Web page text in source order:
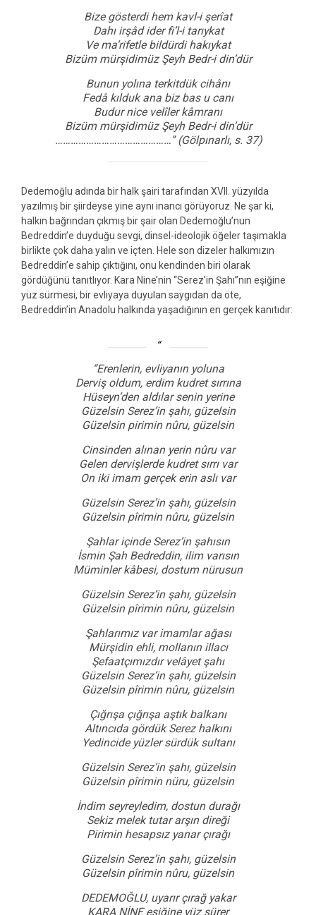
Bize gösterdi hem kavl-i şerîat
Dahı irşâd ider fi’l-i tarıykat
Ve ma’rifetle bildürdi hakıykat
Bizüm mürşidimüz Şeyh Bedr-i din’dür
Bunun yolına terkitdük cihânı
Fedâ kılduk ana biz bas u canı
Budur nice velîler kâmranı
Bizüm mürşidimüz Şeyh Bedr-i din’dür
………………………………………” (Gölpınarlı, s. 37)
Dedemoğlu adında bir halk şairi tarafından XVII. yüzyılda
yazılmış bir şiirdeyse yine aynı inancı görüyoruz. Ne şar ki,
halkın bağrından çıkmış bir şair olan Dedemoğlu’nun
Bedreddin’e duyduğu sevgi, dinsel-ideolojik öğeler taşımakla
birlikte çok daha yalın ve içten. Hele son dizeler halkımızın
Bedreddin’e sahip çıktığını, onu kendinden biri olarak
gördüğünü tanıtlıyor. Kara Nine’nin “Serez’in Şahı”nın eşiğine
yüz sürmesi, bir evliyaya duyulan saygıdan da öte,
Bedreddin’in Anadolu halkında yaşadığının en gerçek kanıtıdır:
“Erenlerin, evliyanın yoluna
Derviş oldum, erdim kudret sırrına
Hüseyn’den aldılar senin yerine
Güzelsin Serez’in şahı, güzelsin
Güzelsin pirimin nûru, güzelsin
Cinsinden alınan yerin nûru var
Gelen dervişlerde kudret sırrı var
On iki imam gerçek erin aslı var
Güzelsin Serez’in şahı, güzelsin
Güzelsin pîrimin nûru, güzelsin
Şahlar içinde Serez’in şahısın
İsmin Şah Bedreddin, ilim varısın
Müminler kâbesi, dostum nürusun
Güzelsin Serez’in şahı, güzelsin
Güzelsin pîrimin nûru, güzelsin
Şahlarımız var imamlar ağası
Mürşidin ehli, mollanın illacı
Şefaatçımızdır velâyet şahı
Güzelsin Serez’in şahı, güzelsin
Güzelsin pîrimin nûru, güzelsin
Çığrışa çığrışa aştık balkanı
Altıncıda gördük Serez halkını
Yedincide yüzler sürdük sultanı
Güzelsin Serez’in şahı, güzelsin
Güzelsin pîrimin nüru, güzelsin
İndim seyreyledim, dostun durağı
Sekiz melek tutar arşın direği
Pirimin hesapsız yanar çırağı
Güzelsin Serez’in şahı, güzelsin
Güzelsin pîrimin nûru, güzelsin
DEDEMOĞLU, uyarır çırağ yakar
KARA NİNE eşiğine yüz sürer